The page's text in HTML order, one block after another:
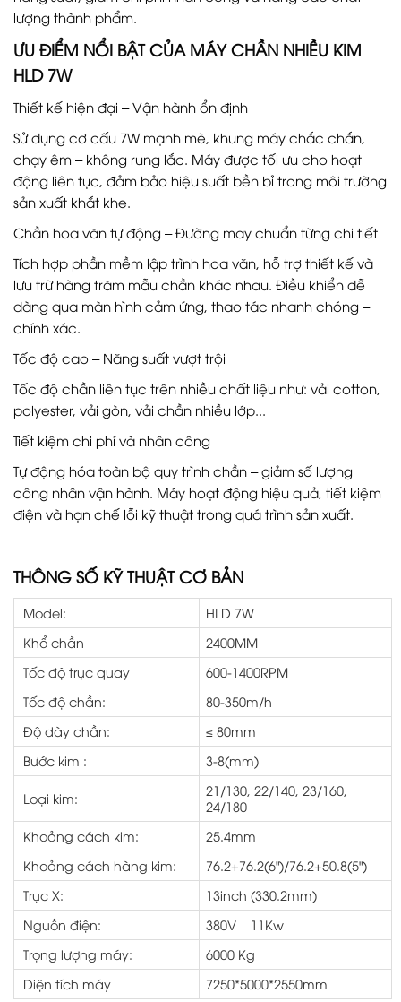
lượng thành phẩm.
ƯU ĐIỂM NỔI BẬT CỦA MÁY CHẦN NHIỀU KIM
HLD 7W
Thiết kế hiện đại – Vận hành ổn định
Sử dụng cơ cấu 7W mạnh mẽ, khung máy chắc chắn,
chạy êm – không rung lắc. Máy được tối ưu cho hoạt
động liên tục, đảm bảo hiệu suất bền bỉ trong môi trường
sản xuất khắt khe.
Chần hoa văn tự động – Đường may chuẩn từng chi tiết
Tích hợp phần mềm lập trình hoa văn, hỗ trợ thiết kế và
lưu trữ hàng trăm mẫu chần khác nhau. Điều khiển dễ
dàng qua màn hình cảm ứng, thao tác nhanh chóng –
chính xác.
Tốc độ cao – Năng suất vượt trội
Tốc độ chần liên tục trên nhiều chất liệu như: vải cotton,
polyester, vải gòn, vải chần nhiều lớp...
Tiết kiệm chi phí và nhân công
Tự động hóa toàn bộ quy trình chần – giảm số lượng
công nhân vận hành. Máy hoạt động hiệu quả, tiết kiệm
điện và hạn chế lỗi kỹ thuật trong quá trình sản xuất.
THÔNG SỐ KỸ THUẬT CƠ BẢN
Model:
HLD 7W
Khổ chần
2400MM
Tốc độ trục quay
600-1400RPM
Tốc độ chần:
80-350m/h
Độ dày chần:
≤ 80mm
Bước kim :
3-8(mm)
Loại kim:
21/130, 22/140, 23/160,
24/180
Khoảng cách kim:
25.4mm
Khoảng cách hàng kim:
76.2+76.2(6")/76.2+50.8(5")
Trục X:
13inch (330.2mm)
Nguồn điện:
380V
11Kw
Trọng lượng máy:
6000 Kg
Diện tích máy
7250*5000*2550mm